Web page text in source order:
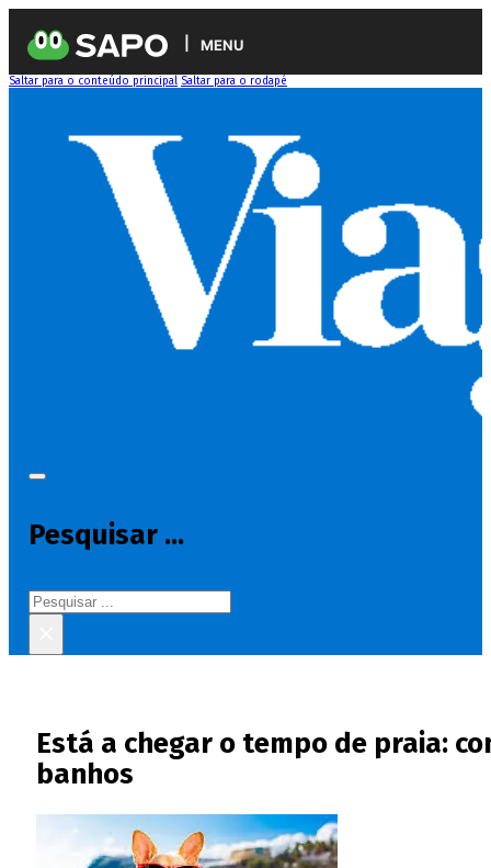
MENU
Saltar para o conteúdo principal Saltar para o rodapé
Pesquisar ...
Pesquisar
Está a chegar o tempo de praia:
banhos